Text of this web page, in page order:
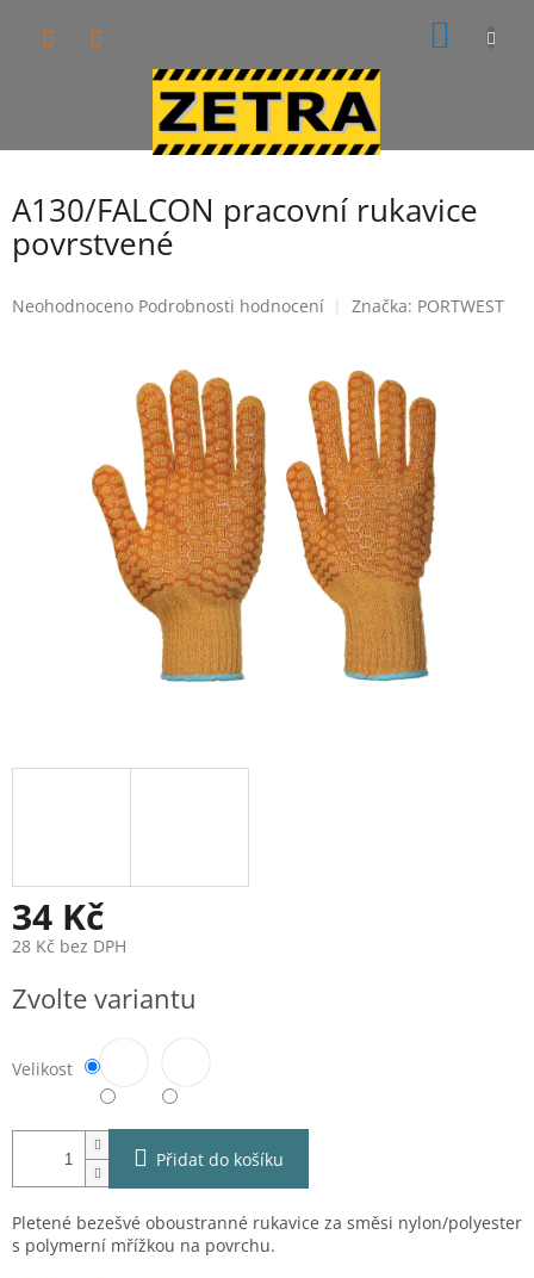
A130/FALCON pracovní rukavice
povrstvené
Průměrné
Neohodnoceno Podrobnosti hodnocení Značka: PORTWEST
34 Kč
28 Kč bez DPH
cena:
Zvolte variantu
Velikost
Přidat do košíku
Pletené bezešvé oboustranné rukavice za směsi nylon/polyester
s polymerní mřížkou na povrchu.